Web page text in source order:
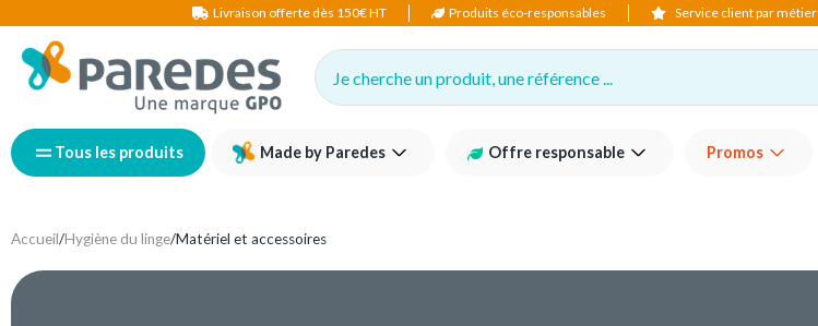
Livraison offerte dès 150€ HT Produits éco-responsables Service client par métier
Je cherche un produit, une référence ...
Tous les produits Made by Paredes Offre responsable Promos
Accueil/Hygiène du linge/Matériel et accessoires